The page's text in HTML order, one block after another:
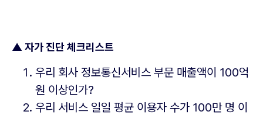
▲ 자가 진단 체크리스트
우리 회사 정보통신서비스 부문 매출액이 100억
원 이상인가?
우리 서비스 일일 평균 이용자 수가 100만 명 이